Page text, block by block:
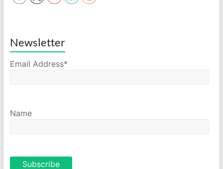
Newsletter
Email Address*
Name